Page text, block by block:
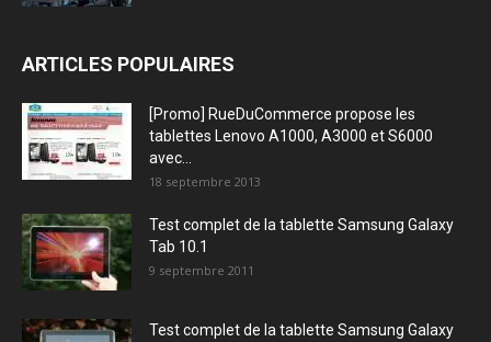
ARTICLES POPULAIRES
[Promo] RueDuCommerce propose les
tablettes Lenovo A1000, A3000 et S6000
avec...
18 septembre 2013
Test complet de la tablette Samsung Galaxy
Tab 10.1
9 septembre 2011
Test complet de la tablette Samsung Galaxy